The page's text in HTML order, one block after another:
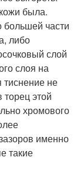
была.
части
либо
слой
слоя на
тиснение не
этой
хромового
именно
такие